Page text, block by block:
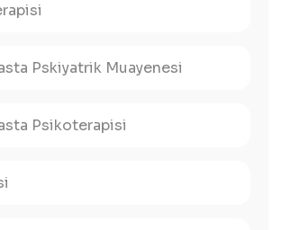
Pskiyatrik Muayenesi
Psikoterapisi